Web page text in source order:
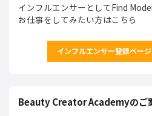
インフルエンサーとしてFind
お仕事をしてみたい方はこちら
インフルエンサー登録ページ
Beauty Creator Academyのご